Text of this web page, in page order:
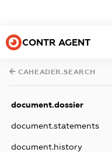
CONTR AGENT
CAHEADER.SEARCH
document.dossier
document.statements
document.history